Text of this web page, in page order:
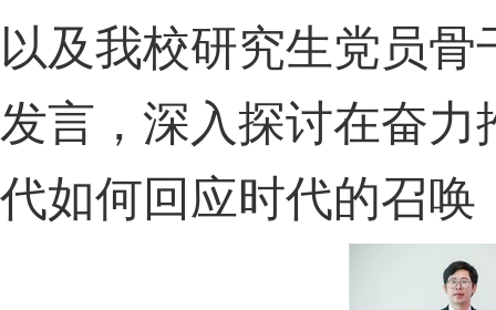
以及我校研究生党员
发言，深入探讨在奋
代如何回应时代的召唤